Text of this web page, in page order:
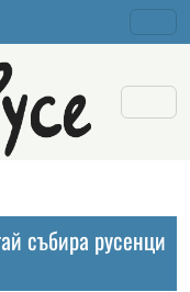
събира русенци